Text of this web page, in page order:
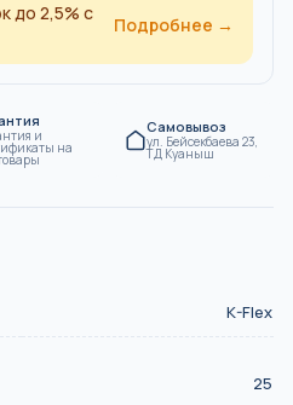
до 2,5% с
Подробнее →
и
на
Самовывоз
ул. Бейсекбаева 23,
ТД Куаныш
K-Flex
25